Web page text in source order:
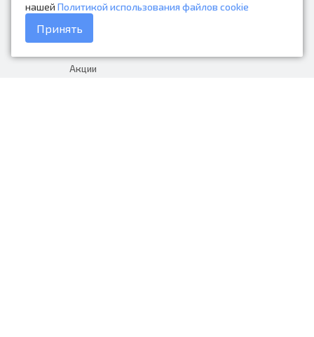
нашей Политикой использования файлов cookie
Принять
Каталог товаров
Доставка и оплата
Акции